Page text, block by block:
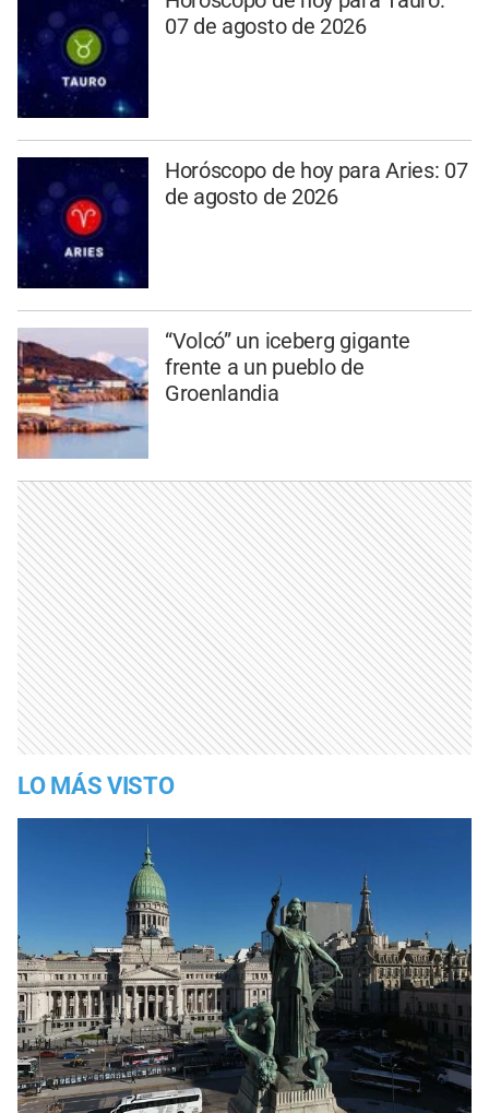
07 de agosto de 2026
Horóscopo de hoy para Aries: 07
de agosto de 2026
“Volcó” un iceberg gigante
frente a un pueblo de
Groenlandia
LO MÁS VISTO